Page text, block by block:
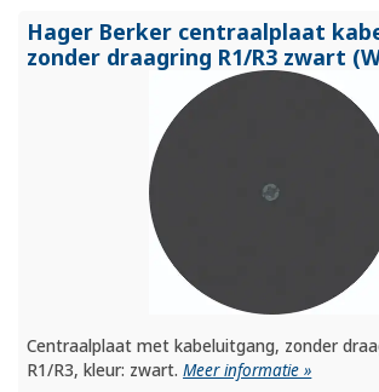
Hager Berker centraalplaat
zonder draagring R1/R3 zwart
Centraalplaat met kabeluitgang, zonder
R1/R3, kleur: zwart.Meer informatie »